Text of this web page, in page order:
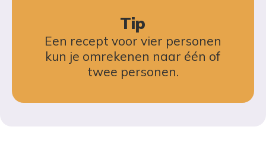
Tip
Een recept voor vier personen
kun je omrekenen naar één of
twee personen.